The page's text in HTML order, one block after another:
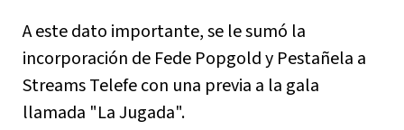
A este dato importante, se le sumó la
incorporación de Fede Popgold y Pestañela a
Streams Telefe con una previa a la gala
llamada "La Jugada".